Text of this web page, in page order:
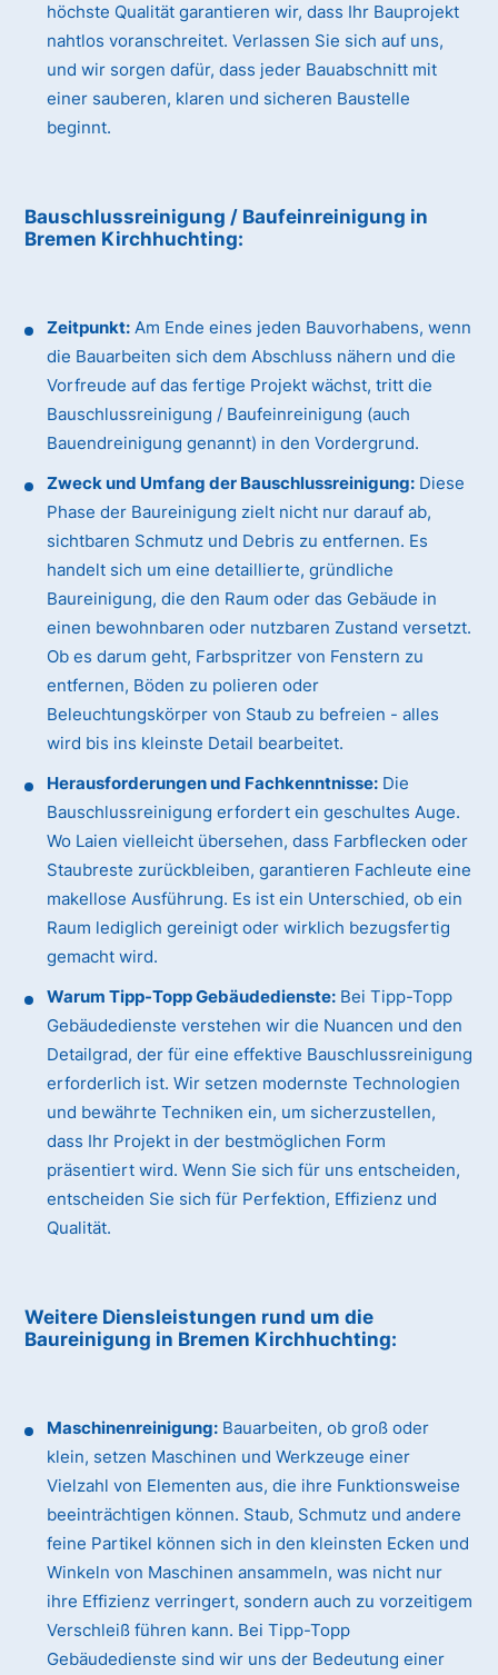
höchste Qualität garantieren wir, dass Ihr Bauprojekt
nahtlos voranschreitet. Verlassen Sie sich auf uns,
und wir sorgen dafür, dass jeder Bauabschnitt mit
einer sauberen, klaren und sicheren Baustelle
beginnt.
Bauschlussreinigung / Baufeinreinigung in
Bremen Kirchhuchting:
Zeitpunkt: Am Ende eines jeden Bauvorhabens, wenn
die Bauarbeiten sich dem Abschluss nähern und die
Vorfreude auf das fertige Projekt wächst, tritt die
Bauschlussreinigung / Baufeinreinigung (auch
Bauendreinigung genannt) in den Vordergrund.
Zweck und Umfang der Bauschlussreinigung: Diese
Phase der Baureinigung zielt nicht nur darauf ab,
sichtbaren Schmutz und Debris zu entfernen. Es
handelt sich um eine detaillierte, gründliche
Baureinigung, die den Raum oder das Gebäude in
einen bewohnbaren oder nutzbaren Zustand versetzt.
Ob es darum geht, Farbspritzer von Fenstern zu
entfernen, Böden zu polieren oder
Beleuchtungskörper von Staub zu befreien - alles
wird bis ins kleinste Detail bearbeitet.
Herausforderungen und Fachkenntnisse: Die
Bauschlussreinigung erfordert ein geschultes Auge.
Wo Laien vielleicht übersehen, dass Farbflecken oder
Staubreste zurückbleiben, garantieren Fachleute eine
makellose Ausführung. Es ist ein Unterschied, ob ein
Raum lediglich gereinigt oder wirklich bezugsfertig
gemacht wird.
Warum Tipp-Topp Gebäudedienste: Bei Tipp-Topp
Gebäudedienste verstehen wir die Nuancen und den
Detailgrad, der für eine effektive Bauschlussreinigung
erforderlich ist. Wir setzen modernste Technologien
und bewährte Techniken ein, um sicherzustellen,
dass Ihr Projekt in der bestmöglichen Form
präsentiert wird. Wenn Sie sich für uns entscheiden,
entscheiden Sie sich für Perfektion, Effizienz und
Qualität.
Weitere Diensleistungen rund um die
Baureinigung in Bremen Kirchhuchting:
Maschinenreinigung: Bauarbeiten, ob groß oder
klein, setzen Maschinen und Werkzeuge einer
Vielzahl von Elementen aus, die ihre Funktionsweise
beeinträchtigen können. Staub, Schmutz und andere
feine Partikel können sich in den kleinsten Ecken und
Winkeln von Maschinen ansammeln, was nicht nur
ihre Effizienz verringert, sondern auch zu vorzeitigem
Verschleiß führen kann. Bei Tipp-Topp
Gebäudedienste sind wir uns der Bedeutung einer